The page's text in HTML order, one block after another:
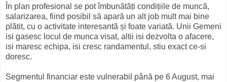
În plan profesional se pot îmbunătăți condițiile de muncă,
salarizarea, fiind posibil să apară un alt job mult mai bine
plătit, cu o activitate interesantă și foate variată. Unii Gemeni
isi gasesc locul de munca visat, altii isi dezvolta o afacere,
isi maresc echipa, isi cresc randamentul, stiu exact ce-si
doresc.
Segmentul financiar este vulnerabil până pe 6 August, mai